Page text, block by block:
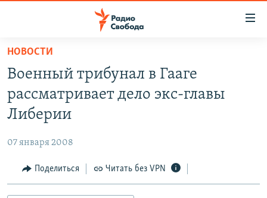
упрощенного
доступа
основному
Вернутся
АВТОРСКИЕ ПРОЕКТЫ
МНЕНИЯ
КУЛЬТУРА
НОВОСТИ
Военный трибунал в Гааге
рассматривает дело экс-главы
Либерии
07 января 2008
Поделиться Читать без VPN